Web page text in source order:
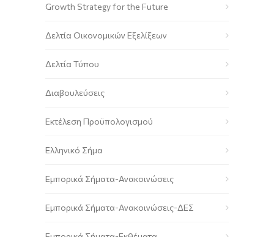
Growth Strategy for the Future
Δελτία Οικονομικών Εξελίξεων
Δελτία Τύπου
Διαβουλεύσεις
Εκτέλεση Προϋπολογισμού
Ελληνικό Σήμα
Εμπορικά Σήματα-Ανακοινώσεις
Εμπορικά Σήματα-Ανακοινώσεις-ΔΕΣ